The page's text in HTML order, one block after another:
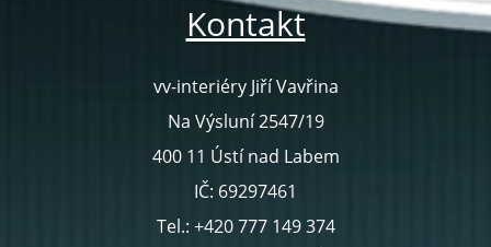
Kontakt
vv-interiéry Jiří Vavřina
Na Výsluní 2547/19
400 11 Ústí nad Labem
IČ: 69297461
Tel.: +420 777 149 374